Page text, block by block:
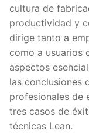
cultura de
productividad y
dirige tanto a
como a usuarios
aspectos
las conclusiones
profesionales de
tres casos de
técnicas Lean.